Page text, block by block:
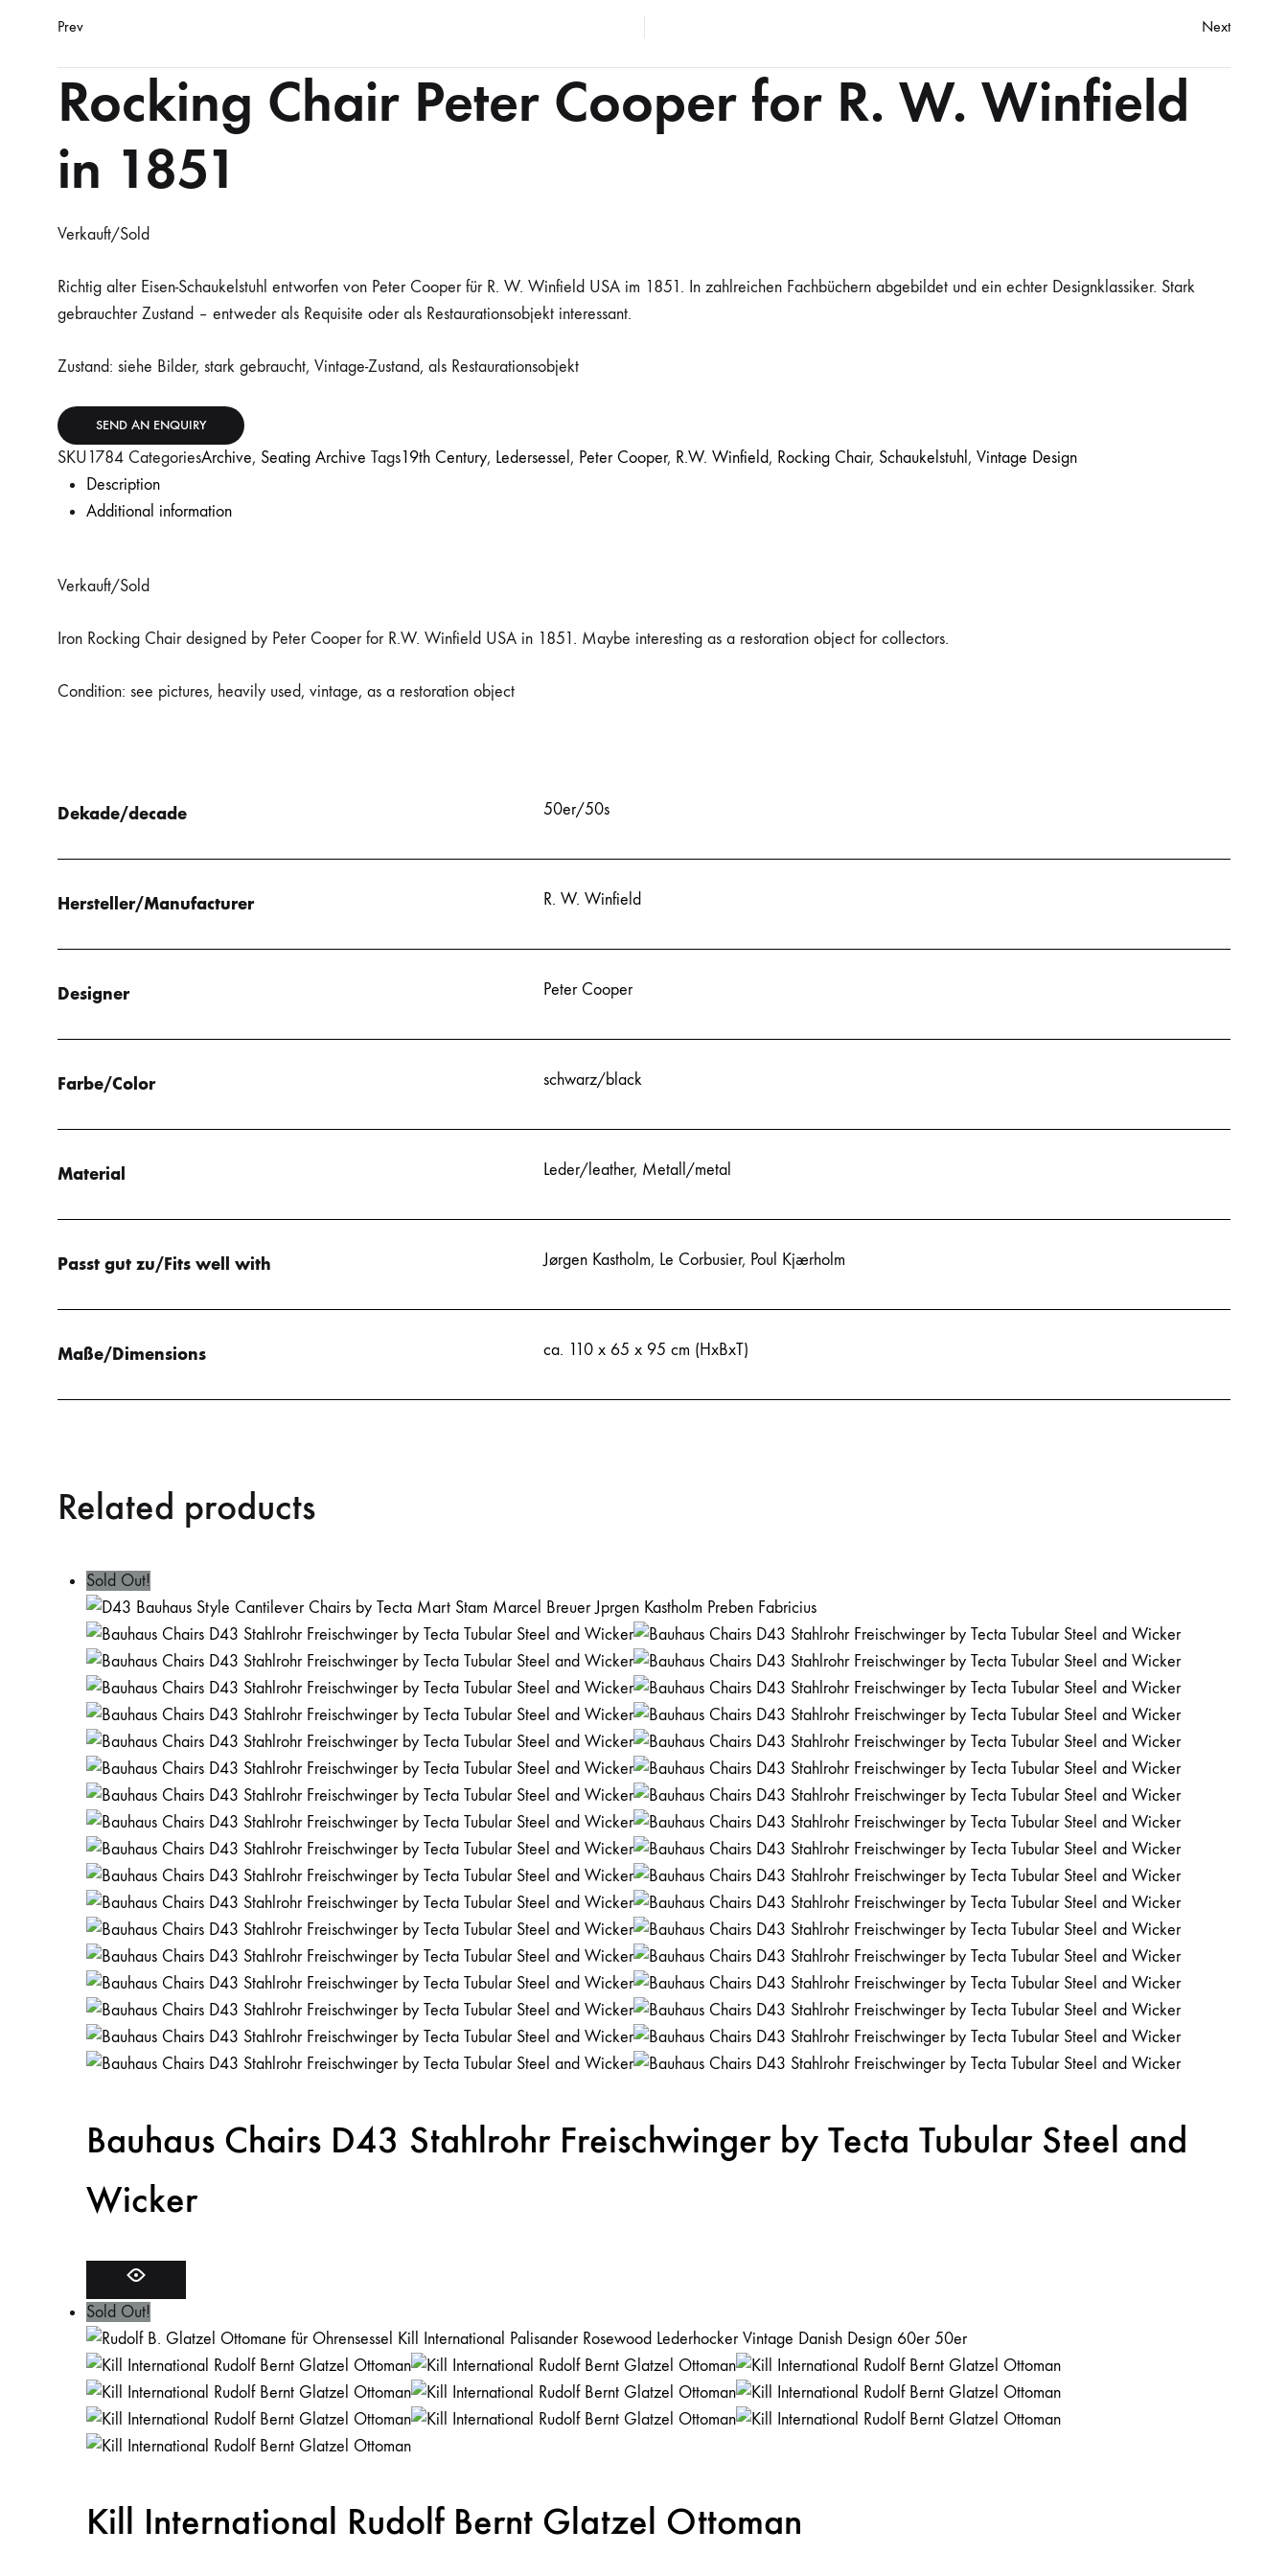
Product
Prev Next
Rocking Chair Peter Cooper for R. W. Winfield
in 1851
Verkauft/Sold
Richtig alter Eisen-Schaukelstuhl entworfen von Peter Cooper für R. W. Winfield USA im 1851. In zahlreichen Fachbüchern abgebildet und ein echter Designklassiker. Stark
gebrauchter Zustand – entweder als Requisite oder als Restaurationsobjekt interessant.
Zustand: siehe Bilder, stark gebraucht, Vintage-Zustand, als Restaurationsobjekt
SEND AN ENQUIRY
SKU1784 CategoriesArchive, Seating Archive Tags19th Century, Ledersessel , Peter Cooper, R.W. Winfield, Rocking Chair, Schaukelstuhl , Vintage Design
Description
Additional information
Verkauft/Sold
Iron Rocking Chair designed by Peter Cooper for R.W. Winfield USA in 1851. Maybe interesting as a restoration object for collectors.
Condition: see pictures, heavily used, vintage, as a restoration object
Dekade/decade 50er/50s
Hersteller/Manufacturer R. W. Winfield
Designer Peter Cooper
Farbe/Color schwarz/black
Material Leder/leather, Metall/metal
Passt gut zu/Fits well with Jørgen Kastholm, Le Corbusier, Poul Kjærholm
Maße/Dimensions ca. 110 x 65 x 95 cm (HxBxT)
Related products
Sold Out!
Bauhaus Chairs D43 Stahlrohr Freischwinger by Tecta Tubular Steel and
Wicker
Sold Out!
Kill International Rudolf Bernt Glatzel Ottoman